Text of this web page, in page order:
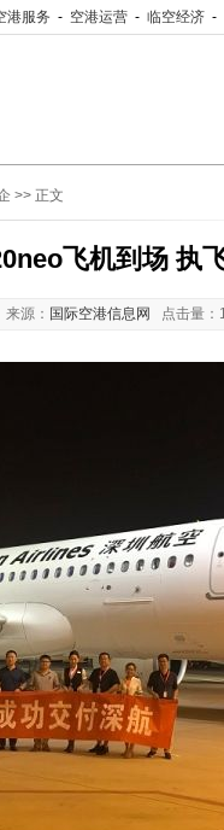
港服务 - 空港运营 - 临空经济 -
>> 正文
飞机到场 执
源： 国际空港信息网 点击量：